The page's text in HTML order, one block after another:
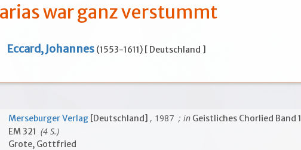
war ganz verstummt
Eccard, Johannes (1553-1611) [ Deutschland ]
Merseburger Verlag [Deutschland] , 1987 ; in Geistliches Chorlied Band 1
EM 321 (4 S.)
Grote, Gottfried